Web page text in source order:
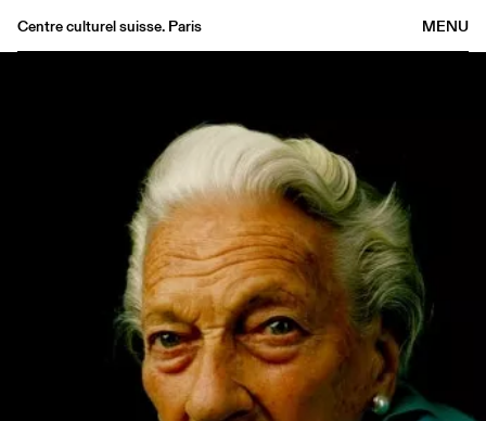
MENU
Centre culturel suisse. Paris